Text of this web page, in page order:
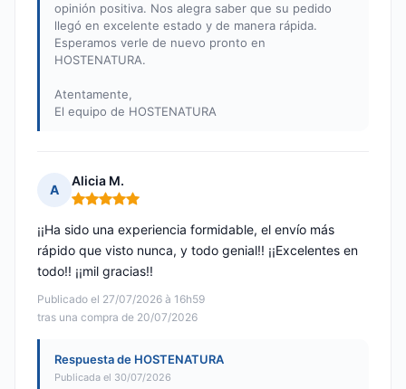
opinión positiva. Nos alegra saber que su pedido
llegó en excelente estado y de manera rápida.
Esperamos verle de nuevo pronto en
HOSTENATURA.
Atentamente,
El equipo de HOSTENATURA
A
Alicia M.
Nota: 5 de 5
Publicado el 27/07/2026 à 16h59
tras una compra de 20/07/2026
¡¡Ha sido una experiencia formidable, el envío más
rápido que visto nunca, y todo genial!! ¡¡Excelentes en
todo!! ¡¡mil gracias!!
Respuesta de HOSTENATURA
Publicada el 30/07/2026